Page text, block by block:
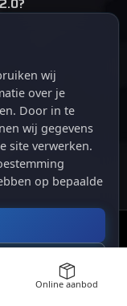
2.0: Een
wij
over je
Door in te
wij gegevens
site verwerken.
op bepaalde
Online aanbod